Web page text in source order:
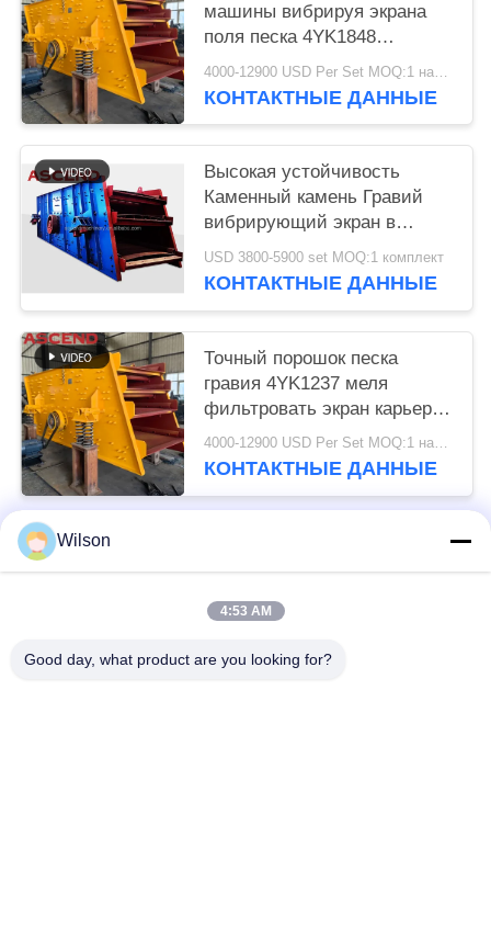
машины вибрируя экрана
поля песка 4YK1848
фильтруя
КОНТАКТНЫЕ ДАННЫЕ
Высокая устойчивость
Каменный камень Гравий
вибрирующий экран в
горнодобывающей
карьерной установке для
африканских стран
USD 3800-5900 set MOQ:1 комплект
КОНТАКТНЫЕ ДАННЫЕ
Точный порошок песка
гравия 4YK1237 меля
фильтровать экран карьера
машины вибрируя
4000-12900 USD Per Set MOQ:1 набор
КОНТАКТНЫЕ ДАННЫЕ
Популярные категории
Wilson
4:53 AM
Good day, what product are you looking for?